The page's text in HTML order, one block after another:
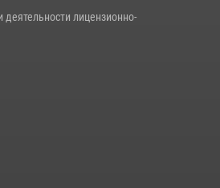
лицензионно-